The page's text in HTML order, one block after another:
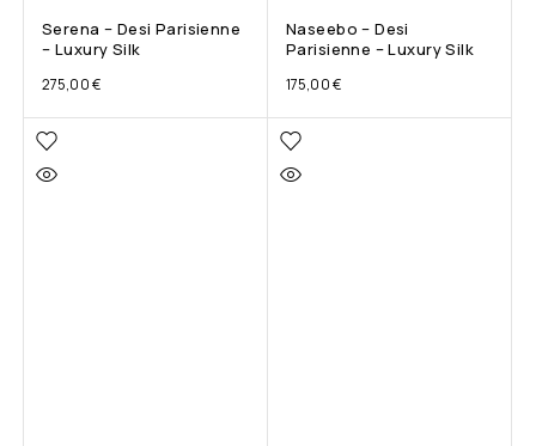
Serena – Desi Parisienne
– Luxury Silk
275,00€
Naseebo – Desi
Parisienne – Luxury Silk
175,00€